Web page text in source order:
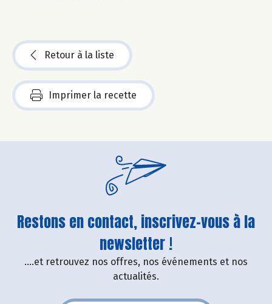
Retour à la liste
Imprimer la recette
Restons en contact, inscrivez-vous à la
newsletter !
....et retrouvez nos offres, nos événements et nos
actualités.